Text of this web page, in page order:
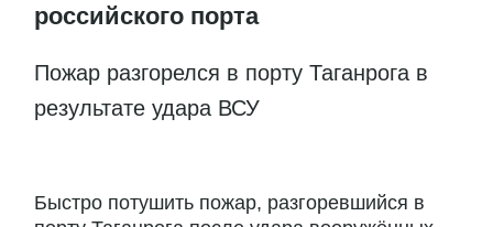
российского порта
Пожар разгорелся в порту Таганрога в
результате удара ВСУ
Быстро потушить пожар, разгоревшийся в